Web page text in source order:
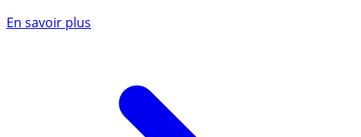
En savoir plus